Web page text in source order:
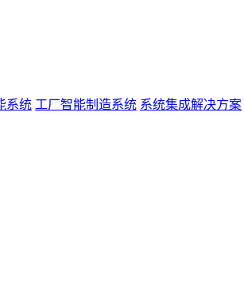
系统 工厂智能制造系统 系统集成解决方案